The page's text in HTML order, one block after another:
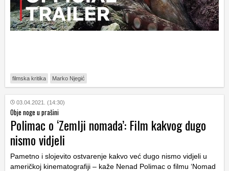
filmska kritika Marko Njegić
03.04.2021. (14:30)
Obje noge u prašini
Polimac o ‘Zemlji nomada’: Film kakvog dugo
nismo vidjeli
Pametno i slojevito ostvarenje kakvo već dugo nismo vidjeli u
američkoj kinematografiji – kaže Nenad Polimac o filmu ‘Nomad